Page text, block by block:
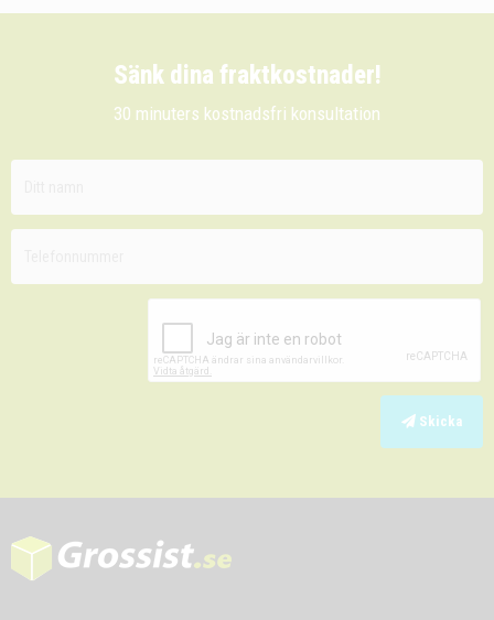
Sänk dina fraktkostnader!
30 minuters kostnadsfri konsultation
Skicka